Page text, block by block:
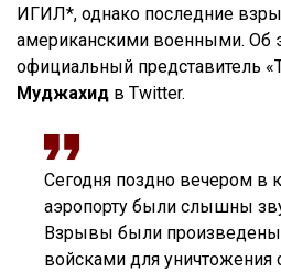
ИГИЛ*, однако последние
американскими военными. Об
официальный представитель
Муджахид в Twitter.
Сегодня поздно вечером в
аэропорту были слышны
Взрывы были
войсками для уничтожения